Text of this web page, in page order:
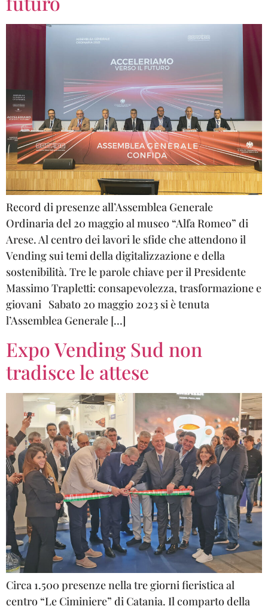
Record di presenze all’Assemblea Generale
Ordinaria del 20 maggio al museo “Alfa Romeo” di
Arese. Al centro dei lavori le sfide che attendono il
Vending sui temi della digitalizzazione e della
sostenibilità. Tre le parole chiave per il Presidente
Massimo Trapletti: consapevolezza, trasformazione e
giovani Sabato 20 maggio 2023 si è tenuta
l’Assemblea Generale […]
Expo Vending Sud non
tradisce le attese
Circa 1.500 presenze nella tre giorni fieristica al
centro “Le Ciminiere” di Catania. Il comparto della